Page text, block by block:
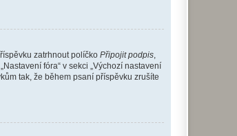
zatrhnout políčko Připojit podpis
fóra“ v sekci „Výchozí nastavení
tak, že během psaní příspěvku zrušíte